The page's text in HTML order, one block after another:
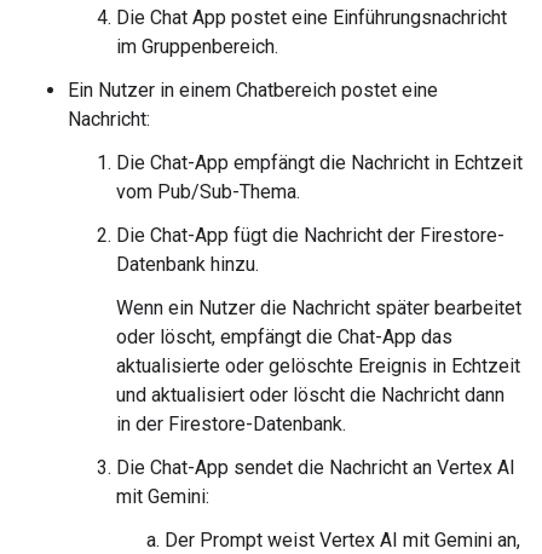
Die Chat App postet eine Einführungsnachricht
im Gruppenbereich.
Ein Nutzer in einem Chatbereich postet eine
Nachricht:
Die Chat-App empfängt die Nachricht in Echtzeit
vom Pub/Sub-Thema.
Die Chat-App fügt die Nachricht der Firestore-
Datenbank hinzu.
Wenn ein Nutzer die Nachricht später bearbeitet
oder löscht, empfängt die Chat-App das
aktualisierte oder gelöschte Ereignis in Echtzeit
und aktualisiert oder löscht die Nachricht dann
in der Firestore-Datenbank.
Die Chat-App sendet die Nachricht an Vertex AI
mit Gemini:
Der Prompt weist Vertex AI mit Gemini an,